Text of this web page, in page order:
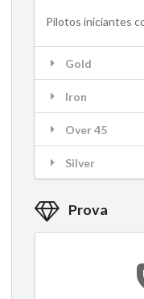
Pilotos iniciantes
Gold
Iron
Over 45
Silver
Prova